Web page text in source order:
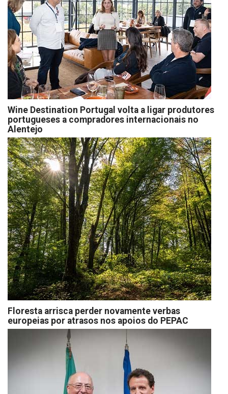
Wine Destination Portugal volta a ligar produtores
portugueses a compradores internacionais no
Alentejo
Floresta arrisca perder novamente verbas
europeias por atrasos nos apoios do PEPAC